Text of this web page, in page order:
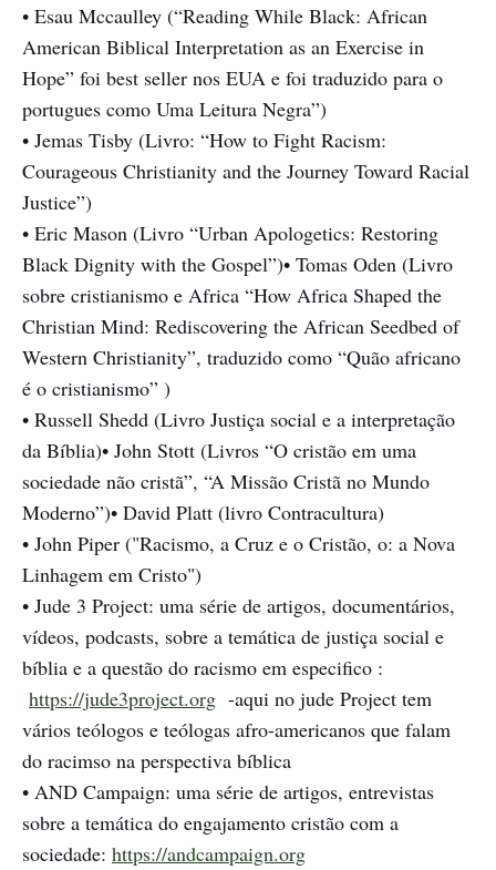
• Esau Mccaulley (“Reading While Black: African
American Biblical Interpretation as an Exercise in
Hope” foi best seller nos EUA e foi traduzido para o
portugues como Uma Leitura Negra”)
• Jemas Tisby (Livro: “How to Fight Racism:
Courageous Christianity and the Journey Toward Racial
Justice”)
• Eric Mason (Livro “Urban Apologetics: Restoring
Black Dignity with the Gospel”)• Tomas Oden (Livro
sobre cristianismo e Africa “How Africa Shaped the
Christian Mind: Rediscovering the African Seedbed of
Western Christianity”, traduzido como “Quão africano
é o cristianismo” )
• Russell Shedd (Livro Justiça social e a interpretação
da Bíblia)• John Stott (Livros “O cristão em uma
sociedade não cristã”, “A Missão Cristã no Mundo
Moderno”)• David Platt (livro Contracultura)
• John Piper ("Racismo, a Cruz e o Cristão, o: a Nova
Linhagem em Cristo")
• Jude 3 Project: uma série de artigos, documentários,
vídeos, podcasts, sobre a temática de justiça social e
bíblia e a questão do racismo em especifico :
https://jude3project.org -aqui no jude Project tem
vários teólogos e teólogas afro-americanos que falam
do racimso na perspectiva bíblica
• AND Campaign: uma série de artigos, entrevistas
sobre a temática do engajamento cristão com a
sociedade: https://andcampaign.org